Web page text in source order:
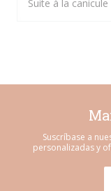
Suite à la
Suscríbase a
personalizadas y